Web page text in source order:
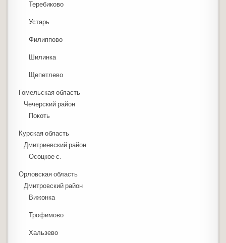
Теребиково
Устарь
Филиппово
Шилинка
Щепетлево
Гомельская область
Чечерский район
Покоть
Курская область
Дмитриевский район
Осоцкое с.
Орловская область
Дмитровский район
Вижонка
Трофимово
Хальзево